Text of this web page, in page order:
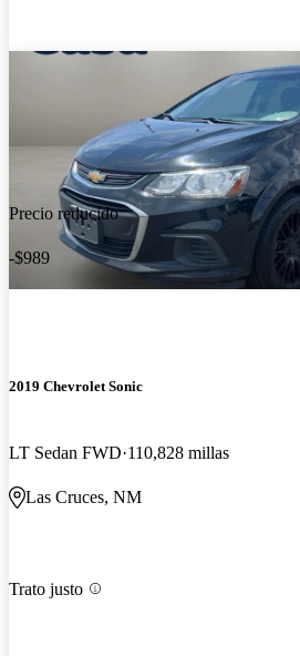
Precio reducido
-$989
2019 Chevrolet Sonic
LT Sedan FWD 110,828 millas
Las Cruces, NM
Trato justo